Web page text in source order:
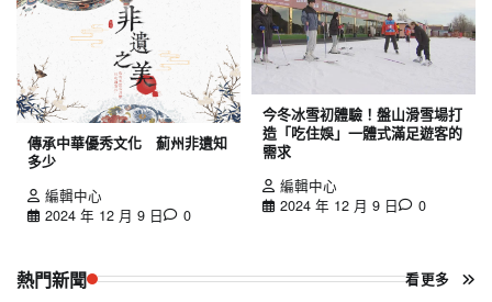
傳承中華優秀文化 薊州非遺知
多少
編輯中心
2024 年 12 月 9 日
0
今冬冰雪初體驗！盤山滑雪場打
造「吃住娛」一體式滿足遊客的
需求
編輯中心
2024 年 12 月 9 日
0
熱門新聞 看更多